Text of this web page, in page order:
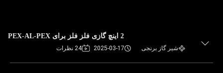
2 اینچ گازی فلز فلز برای PEX-AL-PEX
شیر گاز برنجی 2025-03-17 24 نظرات